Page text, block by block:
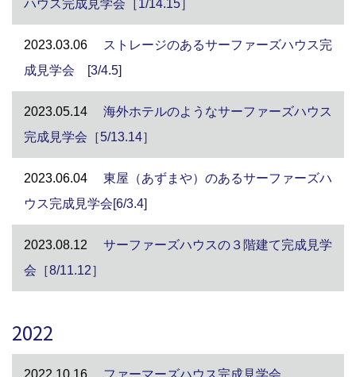
ハウス完成見学会［1/14.15］
2023.03.06
ストレージのあるサーファーズハウス完
成見学会 [3/4.5]
2023.05.14
海外ホテルのようなサーファーズハウス
完成見学会［5/13.14］
2023.06.04
東屋（あずまや）のあるサーファーズハ
ウス完成見学会[6/3.4]
2023.08.12
サーファーズハウスの３階建て完成見学
会［8/11.12］
2022
2022.10.16
ファーマーズハウス完成見学会